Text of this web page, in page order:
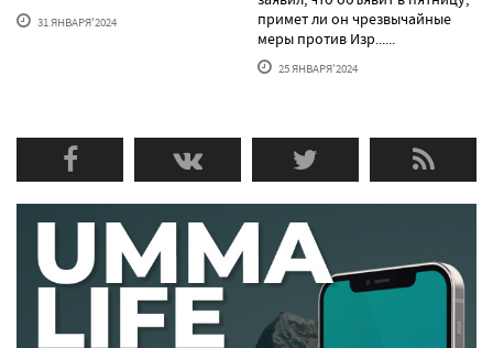
31 ЯНВАРЯ'2024
примет ли он чрезвычайные
меры против Изр......
25 ЯНВАРЯ'2024